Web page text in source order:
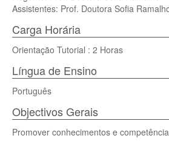
Assistentes: Prof. Doutora Sofia
Carga Horária
Orientação Tutorial : 2 Horas
Língua de Ensino
Português
Objectivos Gerais
Promover conhecimentos e